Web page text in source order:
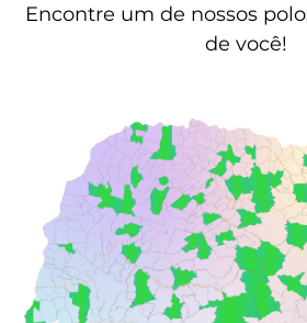
Encontre um de nossos
de você!